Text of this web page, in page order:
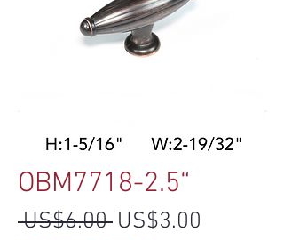
OBM7718-2.5“
US$6.00 一般價格
US$3.00